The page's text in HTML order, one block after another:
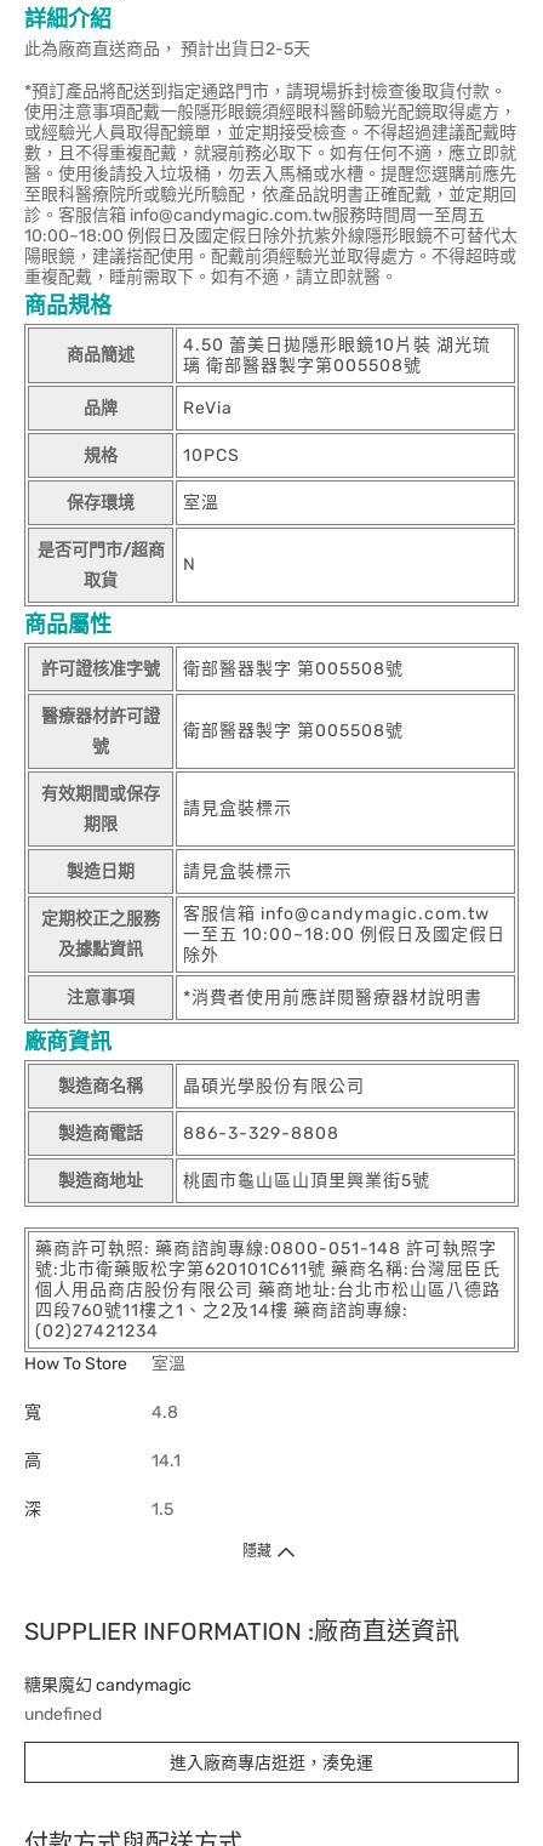
詳細介紹
此為廠商直送商品， 預計出貨日2-5天
*預訂產品將配送到指定通路門市，請現場拆封檢查後取貨付款。
使用注意事項配戴一般隱形眼鏡須經眼科醫師驗光配鏡取得處方，
或經驗光人員取得配鏡單，並定期接受檢查。不得超過建議配戴時
數，且不得重複配戴，就寢前務必取下。如有任何不適，應立即就
醫。使用後請投入垃圾桶，勿丟入馬桶或水槽。提醒您選購前應先
至眼科醫療院所或驗光所驗配，依產品說明書正確配戴，並定期回
診。客服信箱 info@candymagic.com.tw服務時間周一至周五
10:00~18:00 例假日及國定假日除外抗紫外線隱形眼鏡不可替代太
陽眼鏡，建議搭配使用。配戴前須經驗光並取得處方。不得超時或
重複配戴，睡前需取下。如有不適，請立即就醫。
商品規格
商品簡述
4.50 蕾美日拋隱形眼鏡10片裝 湖光琉
璃 衛部醫器製字第005508號
品牌 ReVia
規格 10PCS
保存環境 室溫
是否可門市/超商
取貨
N
商品屬性
許可證核准字號 衛部醫器製字 第005508號
醫療器材許可證
號
衛部醫器製字 第005508號
有效期間或保存
期限
請見盒裝標示
製造日期 請見盒裝標示
定期校正之服務
及據點資訊
客服信箱 info@candymagic.com.tw
一至五 10:00~18:00 例假日及國定假日
除外
注意事項 *消費者使用前應詳閱醫療器材說明書
廠商資訊
製造商名稱 晶碩光學股份有限公司
製造商電話 886-3-329-8808
製造商地址 桃園市龜山區山頂里興業街5號
藥商許可執照: 藥商諮詢專線:0800-051-148 許可執照字
號:北市衛藥販松字第620101C611號 藥商名稱:台灣屈臣氏
個人用品商店股份有限公司 藥商地址:台北市松山區八德路
四段760號11樓之1、之2及14樓 藥商諮詢專線:
(02)27421234
How To Store
室溫
寬 4.8
高 14.1
深 1.5
隱藏
SUPPLIER INFORMATION :廠商直送資訊
糖果魔幻 candymagic
undefined
進入廠商專店逛逛，湊免運